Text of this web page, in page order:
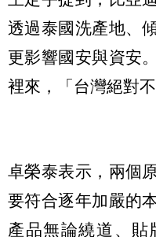
透過泰國洗產地、
更影響國安與資安
裡來，「台灣絕對不
卓榮泰表示，兩個
要符合逐年加嚴的
產品無論繞道、